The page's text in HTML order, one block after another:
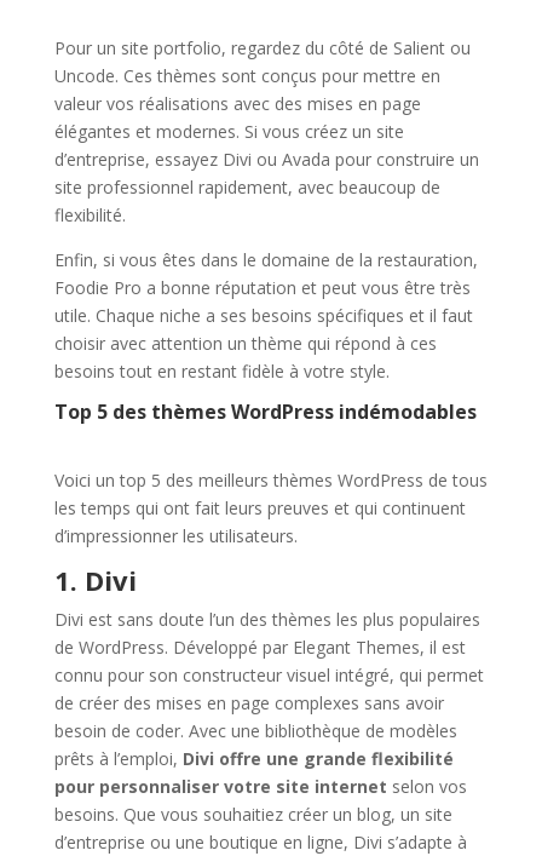
Pour un site portfolio, regardez du côté de Salient ou
Uncode. Ces thèmes sont conçus pour mettre en
valeur vos réalisations avec des mises en page
élégantes et modernes. Si vous créez un site
d’entreprise, essayez Divi ou Avada pour construire un
site professionnel rapidement, avec beaucoup de
flexibilité.
Enfin, si vous êtes dans le domaine de la restauration,
Foodie Pro a bonne réputation et peut vous être très
utile. Chaque niche a ses besoins spécifiques et il faut
choisir avec attention un thème qui répond à ces
besoins tout en restant fidèle à votre style.
Top 5 des thèmes WordPress indémodables
Voici un top 5 des meilleurs thèmes WordPress de tous
les temps qui ont fait leurs preuves et qui continuent
d’impressionner les utilisateurs.
1. Divi
Divi est sans doute l’un des thèmes les plus populaires
de WordPress. Développé par Elegant Themes, il est
connu pour son constructeur visuel intégré, qui permet
de créer des mises en page complexes sans avoir
besoin de coder. Avec une bibliothèque de modèles
prêts à l’emploi, Divi offre une grande flexibilité
pour personnaliser votre site internet selon vos
besoins. Que vous souhaitiez créer un blog, un site
d’entreprise ou une boutique en ligne, Divi s’adapte à